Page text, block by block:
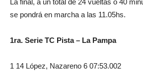
La final, a un total de 24 vueltas o 40
se pondrá en marcha a las 11.05hs.
1ra. Serie TC Pista – La Pampa
1 14 López, Nazareno 6 07:53.002